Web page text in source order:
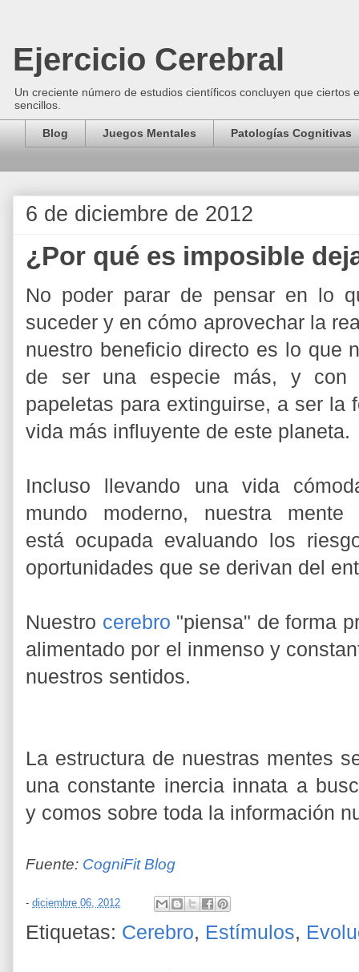
Ejercicio Cerebral
Un creciente número de estudios científicos concluyen que
sencillos.
Blog Juegos Mentales Patologías Cognitivas
6 de diciembre de 2012
¿Por qué es imposible
No poder parar de pensar en lo
suceder y en cómo aprovechar la
nuestro beneficio directo es lo que
de ser una especie más, y con
papeletas para extinguirse, a ser la
vida más influyente de este planeta.
Incluso llevando una vida
mundo moderno, nuestra mente
está ocupada evaluando los
oportunidades que se derivan del
Nuestro cerebro "piensa" de forma
alimentado por el inmenso y
nuestros sentidos.
La estructura de nuestras mentes
una constante inercia innata a
y comos sobre toda la información
Fuente: CogniFit Blog
- diciembre 06, 2012
Etiquetas: Cerebro, Estímulos,